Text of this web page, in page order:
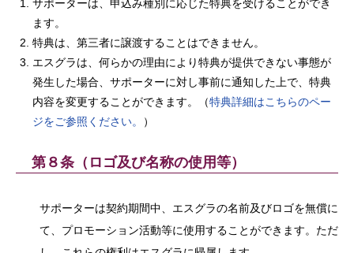
サポーターは、申込み種別に応じた特典を受けることができ
ます。
特典は、第三者に譲渡することはできません。
エスグラは、何らかの理由により特典が提供できない事態が
発生した場合、サポーターに対し事前に通知した上で、特典
内容を変更することができます。（特典詳細はこちらのペー
ジをご参照ください。
）
第８条（ロゴ及び名称の使用等）
サポーターは契約期間中、エスグラの名前及びロゴを無償に
て、プロモーション活動等に使用することができます。ただ